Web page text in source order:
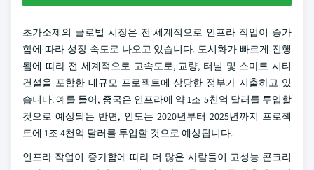
초가소제의 글로벌 시장은 전 세계적으로 인프라 작업이 증가
함에 따라 성장 속도로 나오고 있습니다. 도시화가 빠르게 진행
됨에 따라 전 세계적으로 고속도로, 교량, 터널 및 스마트 시티
건설을 포함한 대규모 프로젝트에 상당한 정부가 지출하고 있
습니다. 예를 들어, 중국은 인프라에 약 1조 5천억 달러를 투입할
것으로 예상되는 반면, 인도는 2020년부터 2025년까지 프로젝
트에 1조 4천억 달러를 투입할 것으로 예상됩니다.
인프라 작업이 증가함에 따라 더 많은 사람들이 고성능 콘크리